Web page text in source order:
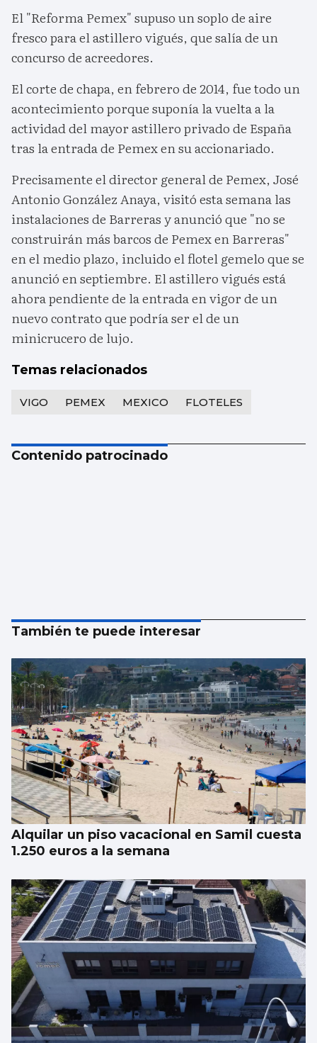
El "Reforma Pemex" supuso un soplo de aire
fresco para el astillero vigués, que salía de un
concurso de acreedores.
El corte de chapa, en febrero de 2014, fue todo un
acontecimiento porque suponía la vuelta a la
actividad del mayor astillero privado de España
tras la entrada de Pemex en su accionariado.
Precisamente el director general de Pemex, José
Antonio González Anaya, visitó esta semana las
instalaciones de Barreras y anunció que "no se
construirán más barcos de Pemex en Barreras"
en el medio plazo, incluido el flotel gemelo que se
anunció en septiembre. El astillero vigués está
ahora pendiente de la entrada en vigor de un
nuevo contrato que podría ser el de un
minicrucero de lujo.
Temas relacionados
VIGO PEMEX MEXICO FLOTELES
Contenido patrocinado
También te puede interesar
Alquilar un piso vacacional en Samil cuesta
1.250 euros a la semana